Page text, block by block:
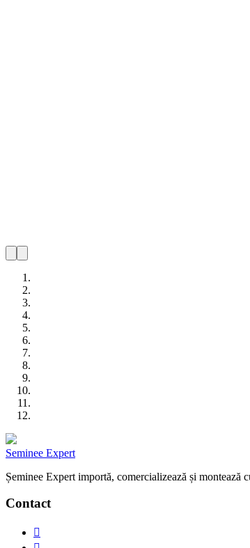
Seminee Expert
Șeminee Expert importă, comercializează și montează
Contact